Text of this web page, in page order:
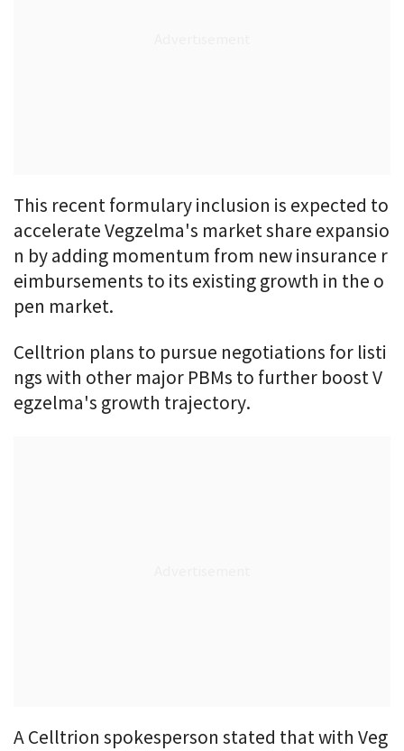
This recent formulary inclusion is expected to
accelerate Vegzelma's market share expansio
n by adding momentum from new insurance r
eimbursements to its existing growth in the o
pen market.
Celltrion plans to pursue negotiations for listi
ngs with other major PBMs to further boost V
egzelma's growth trajectory.
A Celltrion spokesperson stated that with Veg